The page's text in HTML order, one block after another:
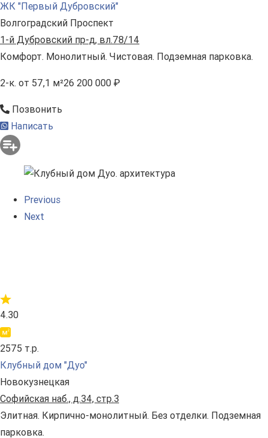
ЖК "Первый Дубровский"
Волгоградский Проспект
1-й Дубровский пр-д, вл.78/14
Комфорт. Монолитный. Чистовая. Подземная парковка.
2-к. от 57,1 м²26 200 000 ₽
Позвонить
Написать
Previous
Next
4.30
2575 т.р.
Клубный дом "Дуо"
Новокузнецкая
Софийская наб., д.34, стр.3
Элитная. Кирпично-монолитный. Без отделки. Подземная
парковка.